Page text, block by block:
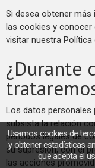
Si desea obtener
las cookies y conocer
visitar nuestra Política
¿Durante
Los datos personales
subsista la relación
períodos legales de
su supresión, con el
las acciones
Usamos cookies de
y obtener estadísticas
que acepta el